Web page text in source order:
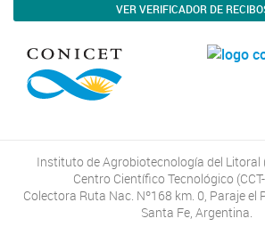
VER VERIFICADOR DE
Instituto de Agrobiotecnología del Litoral
Centro Científico Tecnológico
Colectora Ruta Nac. Nº168 km. 0, Paraje el
Santa Fe, Argentina.